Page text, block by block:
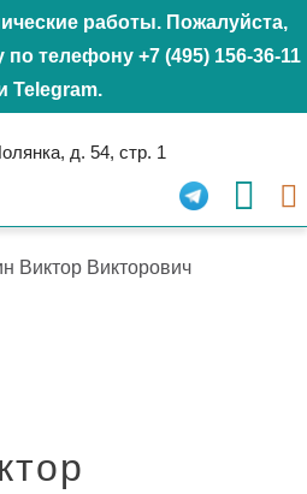
работы. Пожалуйста,
по телефону +7 (495) 156-36-11
Telegram.
д. 54, стр. 1
Виктор Викторович